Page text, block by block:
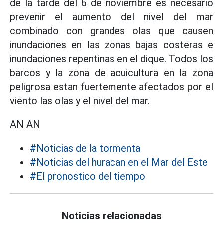
de la tarde del 6 de noviembre es necesario
prevenir el aumento del nivel del mar
combinado con grandes olas que causen
inundaciones en las zonas bajas costeras e
inundaciones repentinas en el dique. Todos los
barcos y la zona de acuicultura en la zona
peligrosa estan fuertemente afectados por el
viento las olas y el nivel del mar.
AN AN
#Noticias de la tormenta
#Noticias del huracan en el Mar del Este
#El pronostico del tiempo
Noticias relacionadas